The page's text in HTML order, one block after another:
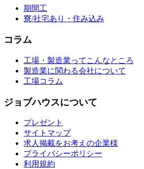
期間工
寮/社宅あり・住み込み
コラム
工場・製造業ってこんなところ
製造業に関わる会社について
工場コラム
ジョブハウスについて
プレゼント
サイトマップ
求人掲載をお考えの企業様
プライバシーポリシー
利用規約